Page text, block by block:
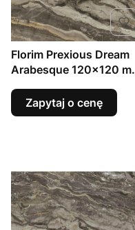
Florim Prexious Dream
Arabesque 120x120
Zapytaj o cenę